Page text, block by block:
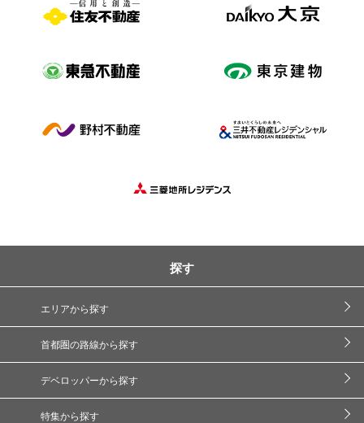
探す
エリアから探す
首都圏の路線から探す
デベロッパーから探す
特集から探す